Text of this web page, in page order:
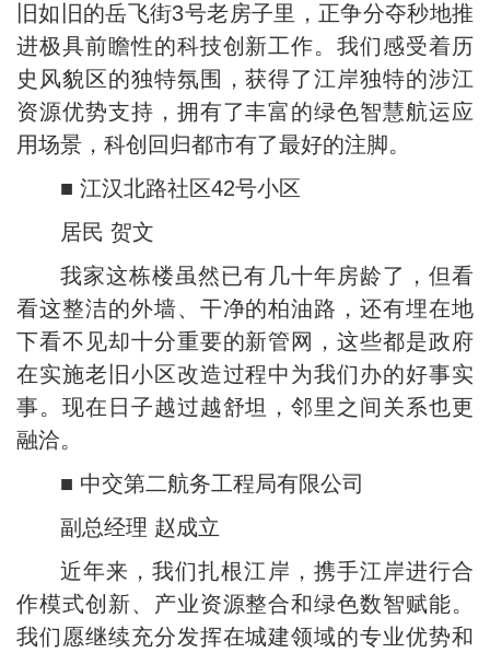
旧如旧的岳飞街3号老房子里，正争分夺秒地推
进极具前瞻性的科技创新工作。我们感受着历
史风貌区的独特氛围，获得了江岸独特的涉江
资源优势支持，拥有了丰富的绿色智慧航运应
用场景，科创回归都市有了最好的注脚。
■ 江汉北路社区42号小区
居民 贺文
我家这栋楼虽然已有几十年房龄了，但看
看这整洁的外墙、干净的柏油路，还有埋在地
下看不见却十分重要的新管网，这些都是政府
在实施老旧小区改造过程中为我们办的好事实
事。现在日子越过越舒坦，邻里之间关系也更
融洽。
■ 中交第二航务工程局有限公司
副总经理 赵成立
近年来，我们扎根江岸，携手江岸进行合
作模式创新、产业资源整合和绿色数智赋能。
我们愿继续充分发挥在城建领域的专业优势和